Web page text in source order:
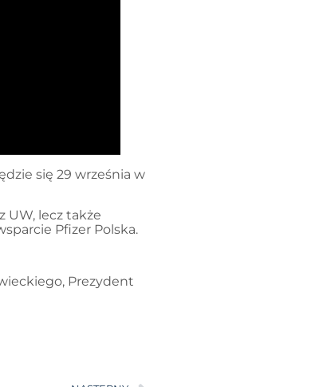
się 29 września w
UW, lecz także
Pfizer Polska.
Prezydent